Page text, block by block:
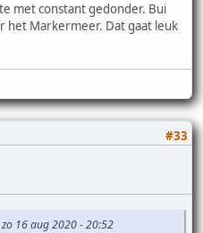
met constant gedonder. Bui
het Markermeer. Dat gaat leuk
#33
16 aug 2020 - 20:52